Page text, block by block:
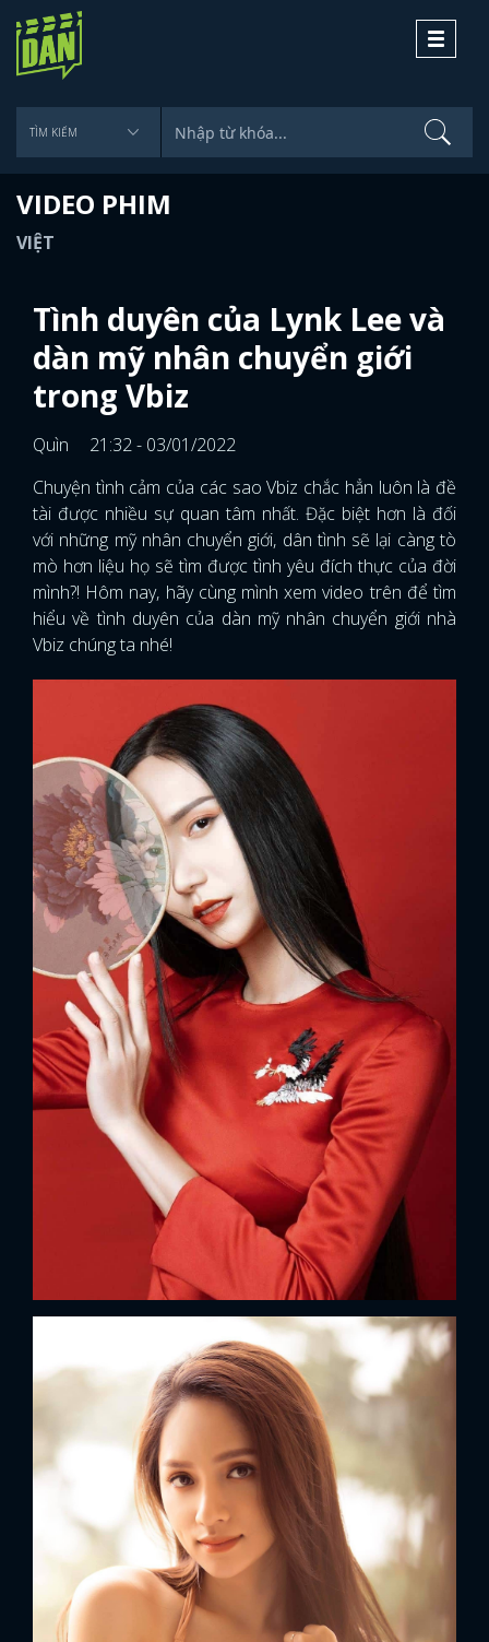
Toggle
VIDEO PHIM
VIỆT
Tình duyên của Lynk Lee và
dàn mỹ nhân chuyển giới
trong Vbiz
Quìn
21:32 - 03/01/2022
Chuyện tình cảm của các sao Vbiz chắc hẳn luôn là đề
tài được nhiều sự quan tâm nhất. Đặc biệt hơn là đối
với những mỹ nhân chuyển giới, dân tình sẽ lại càng tò
mò hơn liệu họ sẽ tìm được tình yêu đích thực của đời
mình?! Hôm nay, hãy cùng mình xem video trên để tìm
hiểu về tình duyên của dàn mỹ nhân chuyển giới nhà
Vbiz chúng ta nhé!